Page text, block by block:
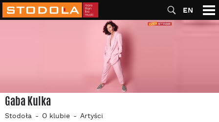
EN
Gaba Kulka
Stodoła O klubie Artyści